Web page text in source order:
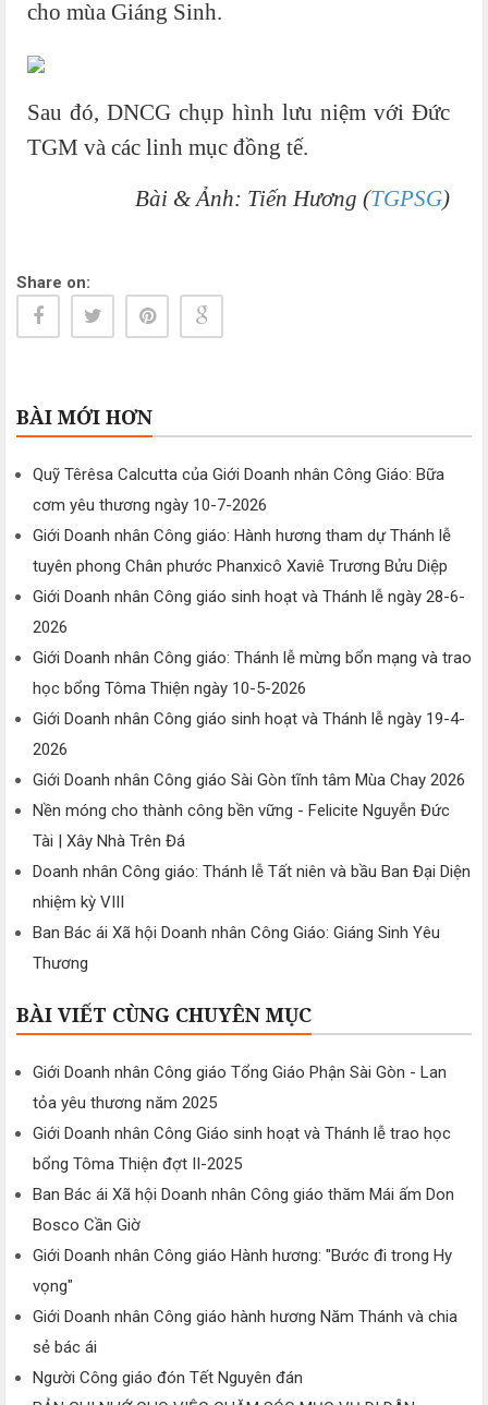
cho mùa Giáng Sinh.
Sau đó, DNCG chụp hình lưu niệm với Đức
TGM và các linh mục đồng tế.
Bài & Ảnh: Tiến Hương (TGPSG)
Share on:
BÀI MỚI HƠN
Quỹ Têrêsa Calcutta của Giới Doanh nhân Công Giáo: Bữa
cơm yêu thương ngày 10-7-2026
Giới Doanh nhân Công giáo: Hành hương tham dự Thánh lễ
tuyên phong Chân phước Phanxicô Xaviê Trương Bửu Diệp
Giới Doanh nhân Công giáo sinh hoạt và Thánh lễ ngày 28-6-
2026
Giới Doanh nhân Công giáo: Thánh lễ mừng bổn mạng và trao
học bổng Tôma Thiện ngày 10-5-2026
Giới Doanh nhân Công giáo sinh hoạt và Thánh lễ ngày 19-4-
2026
Giới Doanh nhân Công giáo Sài Gòn tĩnh tâm Mùa Chay 2026
Nền móng cho thành công bền vững - Felicite Nguyễn Đức
Tài | Xây Nhà Trên Đá
Doanh nhân Công giáo: Thánh lễ Tất niên và bầu Ban Đại Diện
nhiệm kỳ VIII
Ban Bác ái Xã hội Doanh nhân Công Giáo: Giáng Sinh Yêu
Thương
BÀI VIẾT CÙNG CHUYÊN MỤC
Giới Doanh nhân Công giáo Tổng Giáo Phận Sài Gòn - Lan
tỏa yêu thương năm 2025
Giới Doanh nhân Công Giáo sinh hoạt và Thánh lễ trao học
bổng Tôma Thiện đợt II-2025
Ban Bác ái Xã hội Doanh nhân Công giáo thăm Mái ấm Don
Bosco Cần Giờ
Giới Doanh nhân Công giáo Hành hương: "Bước đi trong Hy
vọng"
Giới Doanh nhân Công giáo hành hương Năm Thánh và chia
sẻ bác ái
Người Công giáo đón Tết Nguyên đán